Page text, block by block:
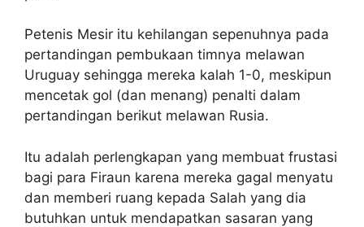
Petenis Mesir itu kehilangan sepenuhnya pada
pertandingan pembukaan timnya melawan
Uruguay sehingga mereka kalah 1-0, meskipun
mencetak gol (dan menang) penalti dalam
pertandingan berikut melawan Rusia.
Itu adalah perlengkapan yang membuat frustasi
bagi para Firaun karena mereka gagal menyatu
dan memberi ruang kepada Salah yang dia
butuhkan untuk mendapatkan sasaran yang